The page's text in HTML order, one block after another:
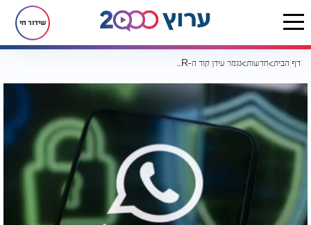
שידור חי
דף הבית חדשות נגמר עידן קוד ה-QR? וואטסאפ בדרך לשנות את אחת הפעולות הכי מוכרות באפליקציה